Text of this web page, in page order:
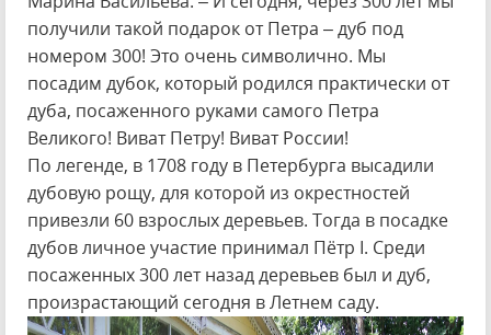
получили такой подарок от Петра – дуб под
номером 300! Это очень символично. Мы
посадим дубок, который родился практически от
дуба, посаженного руками самого Петра
Великого! Виват Петру! Виват России!
По легенде, в 1708 году в Петербурга высадили
дубовую рощу, для которой из окрестностей
привезли 60 взрослых деревьев. Тогда в посадке
дубов личное участие принимал Пётр I. Среди
посаженных 300 лет назад деревьев был и дуб,
произрастающий сегодня в Летнем саду.